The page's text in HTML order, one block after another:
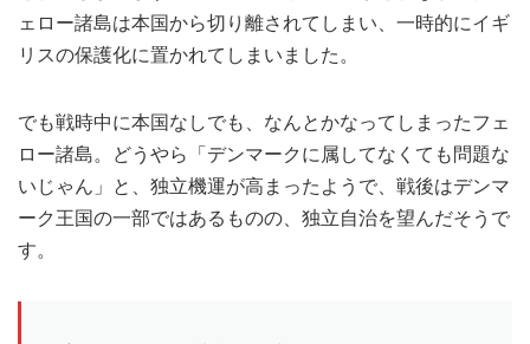
ェロー諸島は本国から切り離されてしまい、一時的にイギ
リスの保護化に置かれてしまいました。
でも戦時中に本国なしでも、なんとかなってしまったフェ
ロー諸島。どうやら「デンマークに属してなくても問題な
いじゃん」と、独立機運が高まったようで、戦後はデンマ
ーク王国の一部ではあるものの、独立自治を望んだそうで
す。